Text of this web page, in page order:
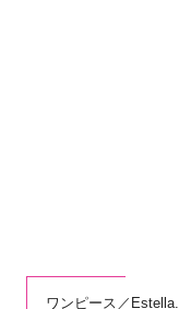
ワンピース／